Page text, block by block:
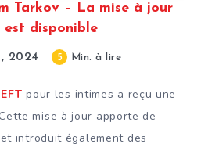
Tarkov – La mise à jour
est disponible
2024 5 Min. à lire
EFT pour les intimes a reçu une
mise à jour apporte de
introduit également des